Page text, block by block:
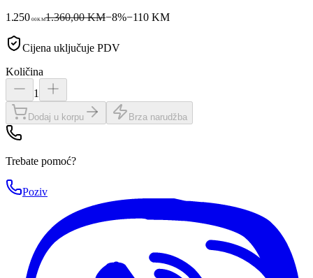
1.250 00KM1.360,00 KM−8%−110KM
Cijena uključuje PDV
Količina
1
Dodaj u korpu Brza narudžba
Trebate pomoć?
Poziv